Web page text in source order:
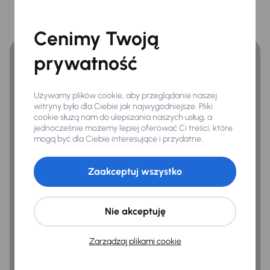
Extra
Kamera cofania
Infotainment
Android Auto
Bluetooth
Nawigacja
System sterowania głosem
Zyskaj lepsze warunki finansowania niż v banku.
Cenimy Twoją
prywatność
Używamy plików cookie, aby przeglądanie naszej
witryny było dla Ciebie jak najwygodniejsze. Pliki
cookie służą nam do ulepszania naszych usług, a
jednocześnie możemy lepiej oferować Ci treści, które
mogą być dla Ciebie interesujące i przydatne.
Zarządzaj plikami cookie
Nie akceptuję
Zaakceptuj wszystko